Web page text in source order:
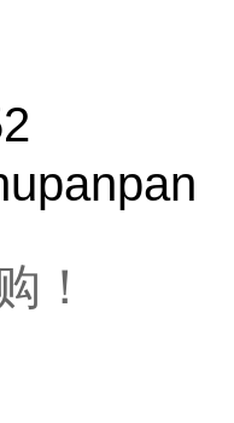
！